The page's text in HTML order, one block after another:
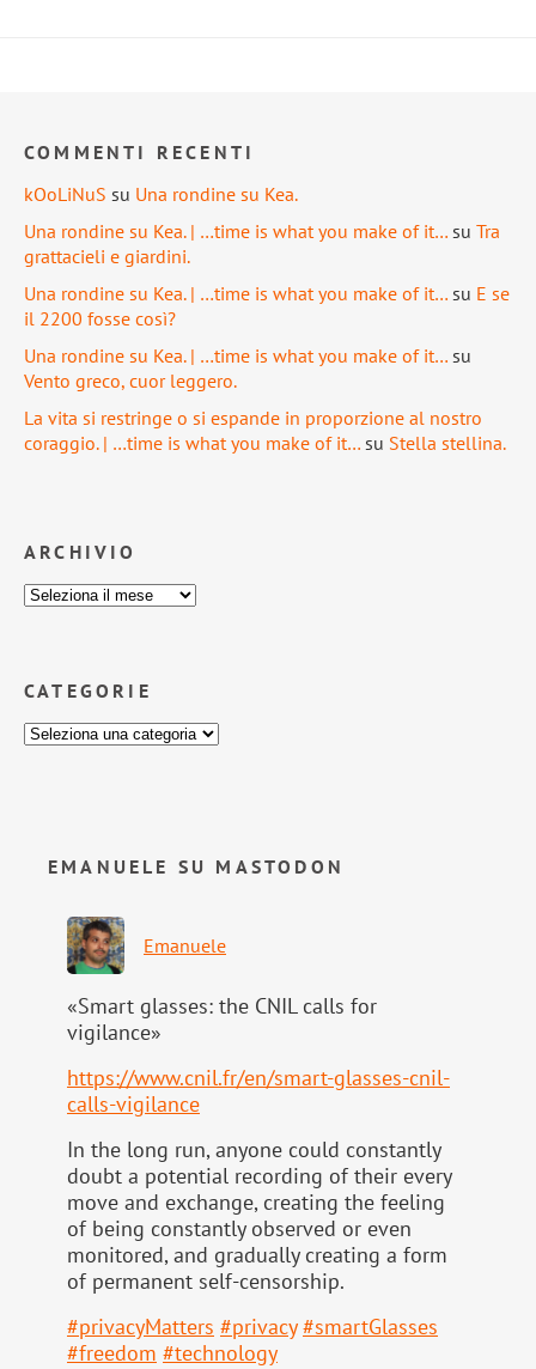
COMMENTI RECENTI
kOoLiNuS su Una rondine su Kea.
Una rondine su Kea. | …time is what you make of it… su Tra
grattacieli e giardini.
Una rondine su Kea. | …time is what you make of it… su E se
il 2200 fosse così?
Una rondine su Kea. | …time is what you make of it… su
Vento greco, cuor leggero.
La vita si restringe o si espande in proporzione al nostro
coraggio. | …time is what you make of it… su Stella stellina.
ARCHIVIO
CATEGORIE
EMANUELE SU MASTODON
Emanuele
«Smart glasses: the CNIL calls for
vigilance»
https://www.cnil.fr/en/smart-glasses-cnil-
calls-vigilance
In the long run, anyone could constantly
doubt a potential recording of their every
move and exchange, creating the feeling
of being constantly observed or even
monitored, and gradually creating a form
of permanent self-censorship.
#privacyMatters #privacy #smartGlasses
#freedom #technology